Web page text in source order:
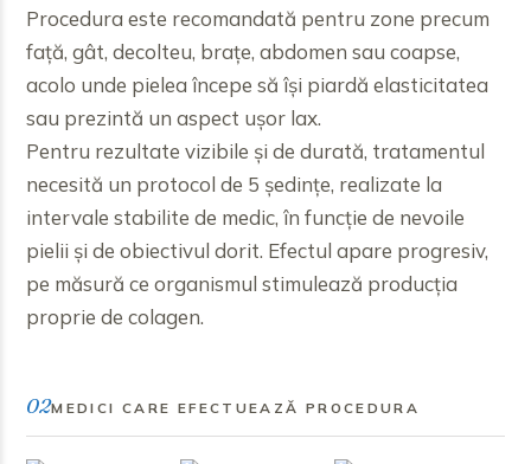
Procedura este recomandată pentru zone precum
față, gât, decolteu, brațe, abdomen sau coapse,
acolo unde pielea începe să își piardă elasticitatea
sau prezintă un aspect ușor lax.
Pentru rezultate vizibile și de durată, tratamentul
necesită un protocol de 5 ședințe, realizate la
intervale stabilite de medic, în funcție de nevoile
pielii și de obiectivul dorit. Efectul apare progresiv,
pe măsură ce organismul stimulează producția
proprie de colagen.
02MEDICI CARE EFECTUEAZĂ PROCEDURA